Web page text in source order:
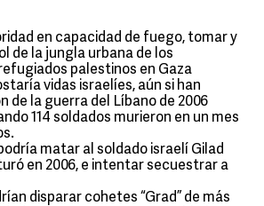
en capacidad de fuego, tomar y
de la jungla urbana de los
palestinos en Gaza
vidas israelíes, aún si han
de la guerra del Líbano de 2006
114 soldados murieron en un mes
matar al soldado israelí Gilad
en 2006, e intentar secuestrar a
disparar cohetes “Grad” de más